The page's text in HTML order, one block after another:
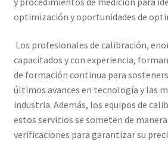
optimización y oportunidades de
Los profesionales de calibración,
capacitados y con experiencia,
de formación continua para
últimos avances en tecnología y las
industria. Además, los equipos de
estos servicios se someten de
verificaciones para garantizar su